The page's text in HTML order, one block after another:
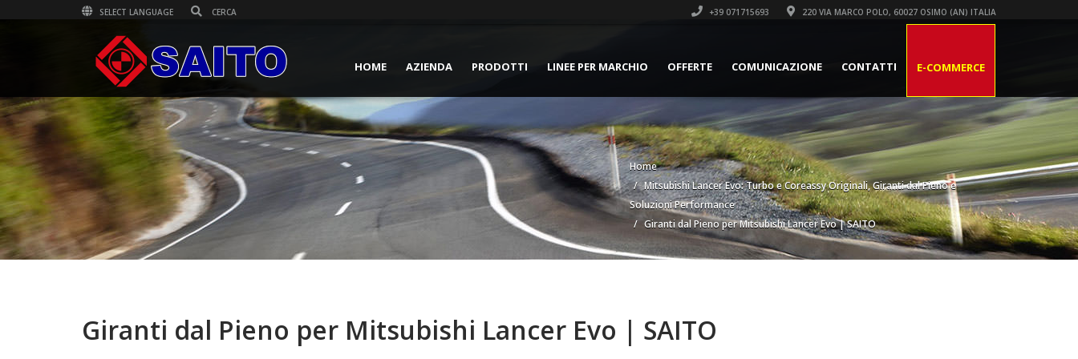
SELECT LANGUAGE +39 071715693 220 VIA MARCO POLO, 60027 OSIMO (AN) ITALIA
HOME AZIENDA PRODOTTI LINEE PER MARCHIO OFFERTE COMUNICAZIONE CONTATTI E-COMMERCE
Home
Mitsubishi Lancer Evo: Turbo e Coreassy Originali, Giranti dal Pieno e
Soluzioni Performance
Giranti dal Pieno per Mitsubishi Lancer Evo | SAITO
Giranti dal Pieno per Mitsubishi Lancer Evo | SAITO